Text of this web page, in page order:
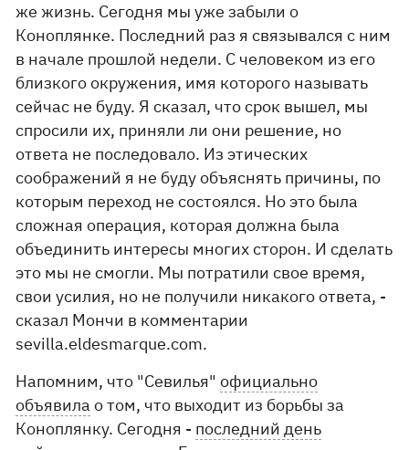
же жизнь. Сегодня мы уже забыли о
Коноплянке. Последний раз я связывался с ним
в начале прошлой недели. С человеком из его
близкого окружения, имя которого называть
сейчас не буду. Я сказал, что срок вышел, мы
спросили их, приняли ли они решение, но
ответа не последовало. Из этических
соображений я не буду объяснять причины, по
которым переход не состоялся. Но это была
сложная операция, которая должна была
объединить интересы многих сторон. И сделать
это мы не смогли. Мы потратили свое время,
свои усилия, но не получили никакого ответа, -
сказал Мончи в комментарии
sevilla.eldesmarque.com.
Напомним, что "Севилья"официально
объявила о том, что выходит из борьбы за
Коноплянку. Сегодня - последний день